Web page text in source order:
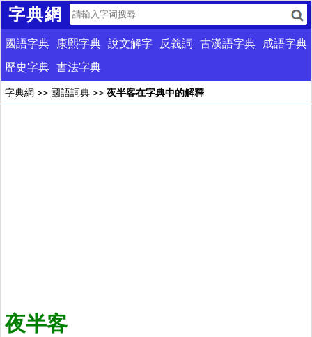
字典網
國語字典 康熙字典 說文解字 反義詞 古漢語字典
成語字典
歷史字典 書法字典
字典網 >> 國語詞典 >> 夜半客在字典中的解釋
夜半客